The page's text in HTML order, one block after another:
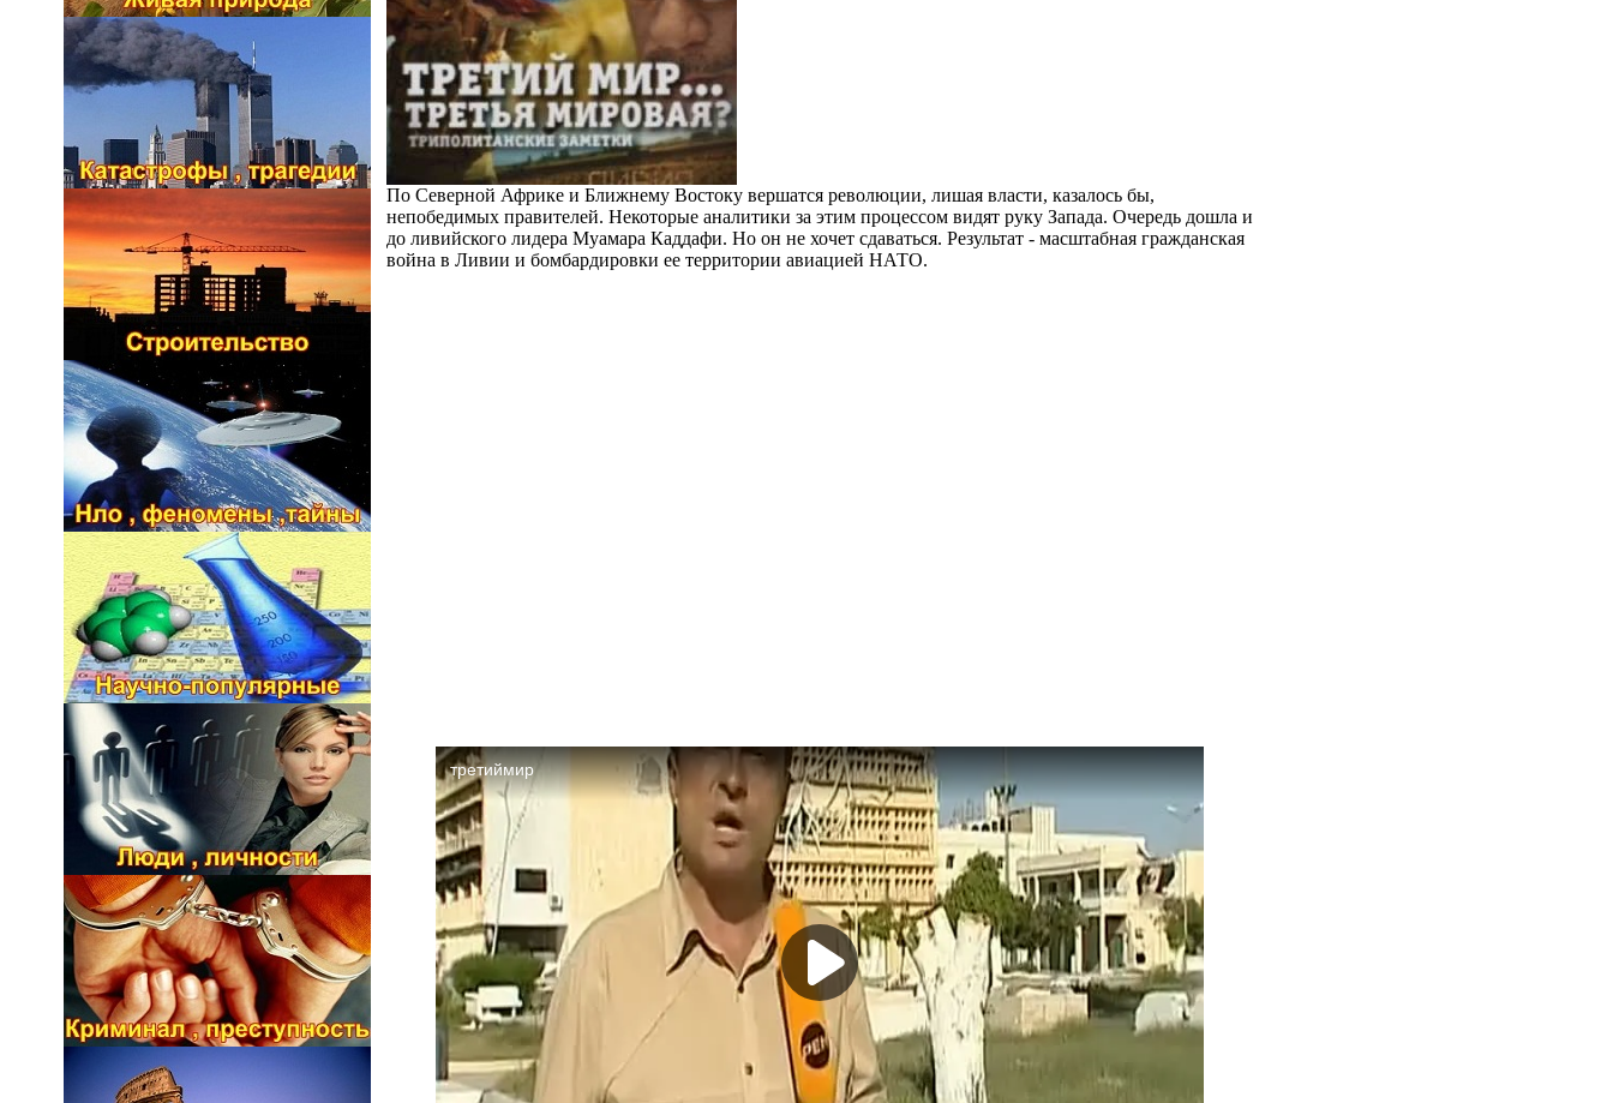
По Северной Африке и Ближнему Востоку вершатся революции, лишая власти, казалось бы,
непобедимых правителей. Некоторые аналитики за этим процессом видят руку Запада. Очередь дошла и
до ливийского лидера Муамара Каддафи. Но он не хочет сдаваться. Результат - масштабная гражданская
война в Ливии и бомбардировки ее территории авиацией НАТО.